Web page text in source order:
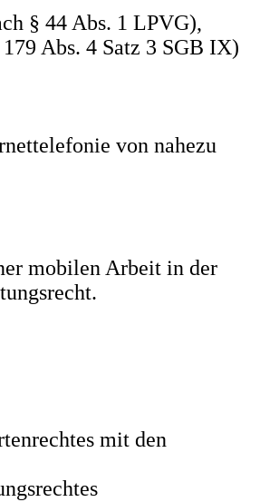
§ 44 Abs. 1 LPVG),
Abs. 4 Satz 3 SGB IX)
von nahezu
mobilen Arbeit in der
mit den